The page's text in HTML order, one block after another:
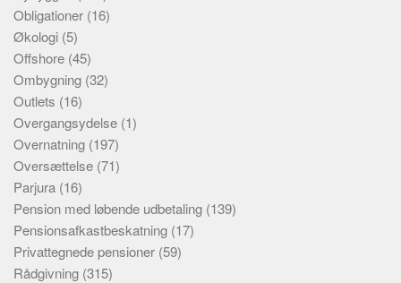
Obligationer (16)
Økologi (5)
Offshore (45)
Ombygning (32)
Outlets (16)
Overgangsydelse (1)
Overnatning (197)
Oversættelse (71)
Parjura (16)
Pension med løbende udbetaling (139)
Pensionsafkastbeskatning (17)
Privattegnede pensioner (59)
Rådgivning (315)